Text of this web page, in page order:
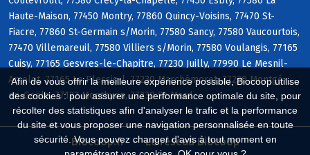
Afin de vous offrir la meilleure expérience possible, Biocoop utilise
des cookies : pour assurer une performance optimale du site, pour
récolter des statistiques afin d'analyser le trafic et la performance
du site et vous proposer une navigation personnalisée en toute
sécurité. Vous pouvez changer d'avis à tout moment en
Haute-Maison, 77450 Montry, 77860 Quincy-Voisins, 77470 St-
Fiacre, 77860 St-Germain s/Morin, 77580 Sancy, 77580 Vaucourtois,
77470 Villemareuil, 77580 Villiers s/Morin, 77580 Voulangis, 77165
Cuisy, 77165 Gesvres-le-Chapitre, 77230 Juilly, 77990 Le Mesnil-
Amelot, 77165 Le Plessis-l, 77230 Marchémoret, 77230 Montgé-
en-Goële, 77122 Monthyon, 77230 St-Mard
Biocoop.fr
Le réseau Biocoop